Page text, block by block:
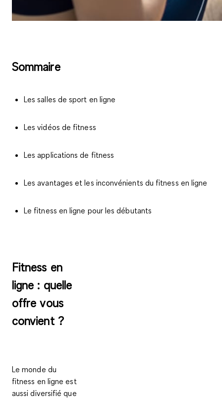
Sommaire
Les salles de sport en ligne
Les vidéos de fitness
Les applications de fitness
Les avantages et les inconvénients du fitness en ligne
Le fitness en ligne pour les débutants
Fitness en
ligne : quelle
offre vous
convient ?
Le monde du
fitness en ligne est
aussi diversifié que